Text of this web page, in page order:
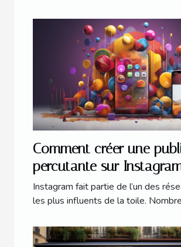
Comment créer une
percutante sur
Instagram fait partie de l’un des
les plus influents de la toile.